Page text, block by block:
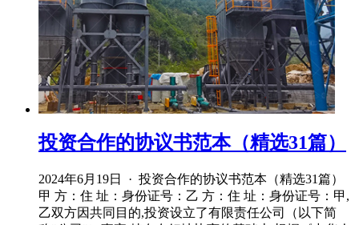
投资合作的协议书范本（精选31篇）
2024年6月19日 · 投资合作的协议书范本（精选31篇）
甲 方：住 址：身份证号：乙 方：住 址：身份证号：甲,
乙双方因共同目的,投资设立了有限责任公司（以下简